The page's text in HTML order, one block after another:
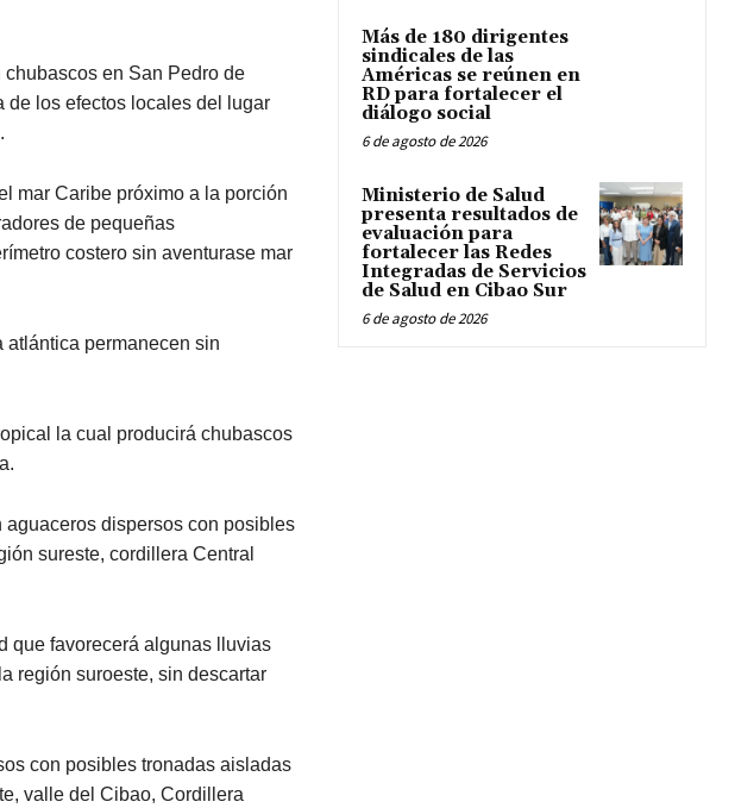
en San Pedro de
de los efectos locales del lugar
mar Caribe próximo a la porción
de pequeñas
costero sin aventurase mar
atlántica permanecen sin
la cual producirá chubascos
dispersos con posibles
sureste, cordillera Central
que favorecerá algunas lluvias
región suroeste, sin descartar
con posibles tronadas aisladas
valle del Cibao, Cordillera
Más de 180 dirigentes
sindicales de las
Américas se reúnen en
RD para fortalecer el
diálogo social
6 de agosto de 2026
Ministerio de Salud
presenta resultados de
evaluación para
fortalecer las Redes
Integradas de Servicios
de Salud en Cibao Sur
6 de agosto de 2026